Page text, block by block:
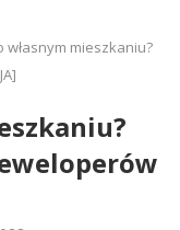
własnym mieszkaniu?